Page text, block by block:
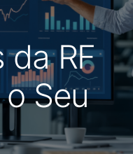
RF
Seu